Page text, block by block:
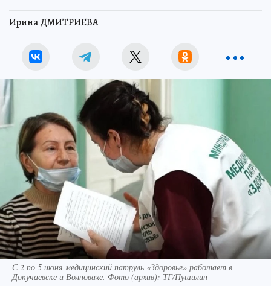
Ирина ДМИТРИЕВА
С 2 по 5 июня медицинский патруль «Здоровье» работает в
Докучаевске и Волновахе. Фото (архив): ТГ/Пушилин